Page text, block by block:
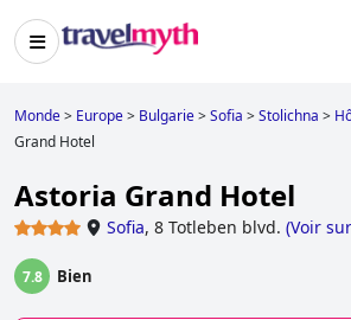
Monde> Europe> Bulgarie>Sofia >Stolichna >
Grand Hotel
Astoria Grand Hotel
Sofia, 8 Totleben blvd. (Voir
7.8 Bien